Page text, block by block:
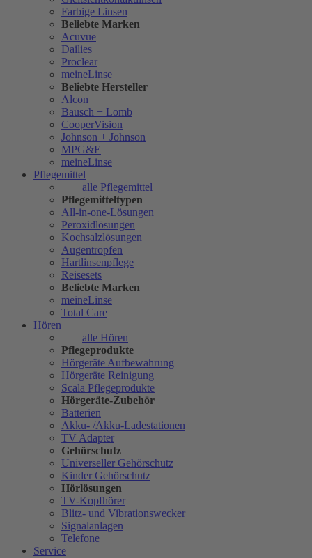
Farbige Linsen
Beliebte Marken
Acuvue
Dailies
Proclear
meineLinse
Beliebte Hersteller
Alcon
Bausch + Lomb
CooperVision
Johnson + Johnson
MPG&E
meineLinse
Pflegemittel
alle Pflegemittel
Pflegemitteltypen
All-in-one-Lösungen
Peroxidlösungen
Kochsalzlösungen
Augentropfen
Hartlinsenpflege
Reisesets
Beliebte Marken
meineLinse
Total Care
Hören
alle Hören
Pflegeprodukte
Hörgeräte Aufbewahrung
Hörgeräte Reinigung
Scala Pflegeprodukte
Hörgeräte-Zubehör
Batterien
Akku- /Akku-Ladestationen
TV Adapter
Gehörschutz
Universeller Gehörschutz
Kinder Gehörschutz
Hörlösungen
TV-Kopfhörer
Blitz- und Vibrationswecker
Signalanlagen
Telefone
Service